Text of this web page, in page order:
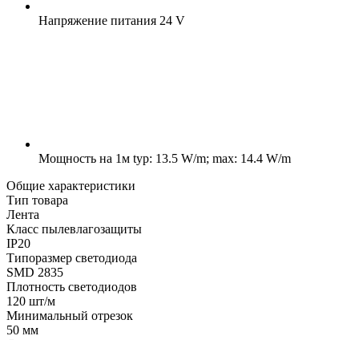
Напряжение питания 24 V
Мощность на 1м typ: 13.5 W/m; max: 14.4 W/m
Общие характеристики
Тип товара
Лента
Класс пылевлагозащиты
IP20
Типоразмер светодиода
SMD 2835
Плотность светодиодов
120 шт/м
Минимальный отрезок
50 мм